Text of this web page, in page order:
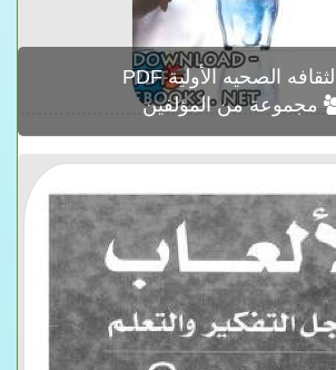
الثقافه الصحيه الأولية PDF
مجموعة من المؤلفين